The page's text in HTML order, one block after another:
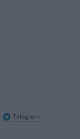
Telegram